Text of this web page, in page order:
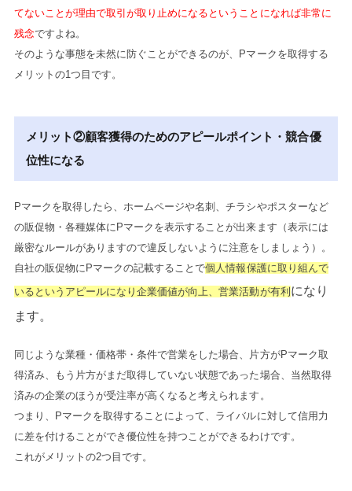
てないことが理由で取引が取り止めになるということになれば非常に
残念ですよね。
そのような事態を未然に防ぐことができるのが、Pマークを取得する
メリットの1つ目です。
メリット②顧客獲得のためのアピールポイント・競合優
位性になる
Pマークを取得したら、ホームページや名刺、チラシやポスターなど
の販促物・各種媒体にPマークを表示することが出来ます（表示には
厳密なルールがありますので違反しないように注意をしましょう）。
自社の販促物にPマークの記載することで個人情報保護に取り組んで
いるというアピールになり企業価値が向上、営業活動が有利 になり
ます。
同じような業種・価格帯・条件で営業をした場合、片方がPマーク取
得済み、もう片方がまだ取得していない状態であった場合、当然取得
済みの企業のほうが受注率が高くなると考えられます。
つまり、Pマークを取得することによって、ライバルに対して信用力
に差を付けることができ優位性を持つことができるわけです。
これがメリットの2つ目です。